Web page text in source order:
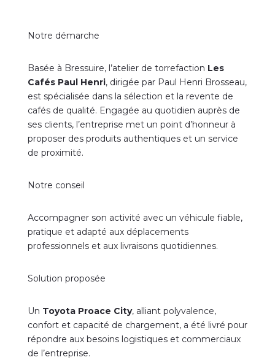
Notre démarche
Basée à Bressuire, l’atelier de torrefaction Les
Cafés Paul Henri, dirigée par Paul Henri Brosseau,
est spécialisée dans la sélection et la revente de
cafés de qualité. Engagée au quotidien auprès de
ses clients, l’entreprise met un point d’honneur à
proposer des produits authentiques et un service
de proximité.
Notre conseil
Accompagner son activité avec un véhicule fiable,
pratique et adapté aux déplacements
professionnels et aux livraisons quotidiennes.
Solution proposée
Un Toyota Proace City, alliant polyvalence,
confort et capacité de chargement, a été livré pour
répondre aux besoins logistiques et commerciaux
de l’entreprise.